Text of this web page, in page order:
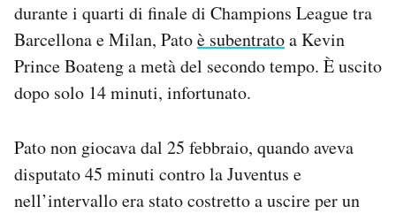
durante i quarti di finale di Champions League tra
Barcellona e Milan, Patoè subentratoa Kevin
Prince Boateng a metà del secondo tempo. È uscito
dopo solo 14 minuti, infortunato.
Pato non giocava dal 25 febbraio, quando aveva
disputato 45 minuti contro la Juventus e
nell’intervallo era stato costretto a uscire per un